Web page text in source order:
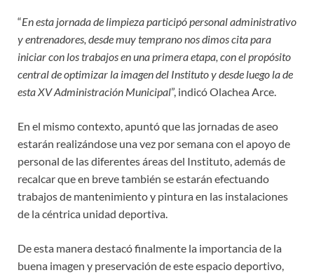
“En esta jornada de limpieza participó personal administrativo
y entrenadores, desde muy temprano nos dimos cita para
iniciar con los trabajos en una primera etapa, con el propósito
central de optimizar la imagen del Instituto y desde luego la de
esta XV Administración Municipal”, indicó Olachea Arce.
En el mismo contexto, apuntó que las jornadas de aseo
estarán realizándose una vez por semana con el apoyo de
personal de las diferentes áreas del Instituto, además de
recalcar que en breve también se estarán efectuando
trabajos de mantenimiento y pintura en las instalaciones
de la céntrica unidad deportiva.
De esta manera destacó finalmente la importancia de la
buena imagen y preservación de este espacio deportivo,